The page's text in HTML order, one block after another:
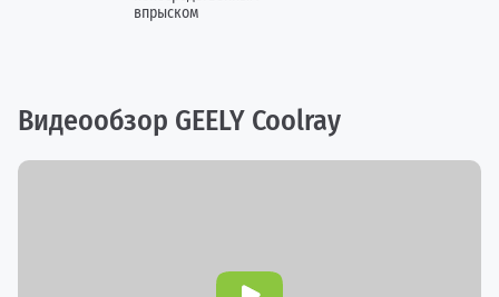
впрыском
Видеообзор GEELY Coolray